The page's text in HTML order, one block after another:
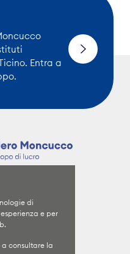
Entra a
Specializzazioni
I medici
Il Gruppo
Lavora con noi
di
e per
consultare la